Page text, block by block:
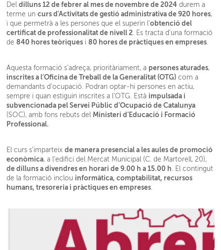
Deldilluns 12 de febrer al mes de novembre de 2024 durem a
terme uncurs d'Activitats de gestió administrativa de 920 hores,
i que permetrà a les persones que el superin l'obtenció del
certificat de professionalitat de nivell 2. Es tracta d'una formació
de840 hores teòriques i80 hores de pràctiques en empreses.
Aquesta formació s’adreça, prioritàriament, a persones aturades,
inscrites a l’Oficina de Treball de la Generalitat (OTG) com a
demandants d’ocupació. Podran optar-hi persones en actiu,
sempre i quan estiguin inscrites a l’OTG. Està impulsada i
subvencionada pel Servei Públic d’Ocupació de Catalunya
(SOC), amb fons rebuts del Ministeri d’Educació i Formació
Professional.
El curs s'imparteixde manera presencial a les aules de promoció
econòmica, a l'edifici del Mercat Municipal (C. de Martorell, 20),
de dilluns a divendres en horari de 9.00 h a 15.00 h. El contingut
de la formació inclou informàtica, comptabilitat, recursos
humans, tresoreria i pràctiques en empreses.